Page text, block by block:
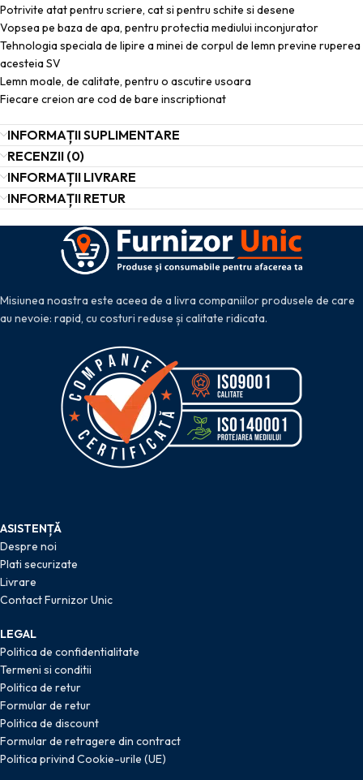
Potrivite atat pentru scriere, cat si pentru schite si desene
Vopsea pe baza de apa, pentru protectia mediului inconjurator
Tehnologia speciala de lipire a minei de corpul de lemn previne ruperea
acesteia SV
Lemn moale, de calitate, pentru o ascutire usoara
Fiecare creion are cod de bare inscriptionat
INFORMAȚII SUPLIMENTARE
RECENZII (0)
INFORMAȚII LIVRARE
INFORMAȚII RETUR
Misiunea noastra este aceea de a livra companiilor produsele de care
au nevoie: rapid, cu costuri reduse și calitate ridicata.
ASISTENȚĂ
Despre noi
Plati securizate
Livrare
Contact Furnizor Unic
LEGAL
Politica de confidentialitate
Termeni si conditii
Politica de retur
Formular de retur
Politica de discount
Formular de retragere din contract
Politica privind Cookie-urile (UE)